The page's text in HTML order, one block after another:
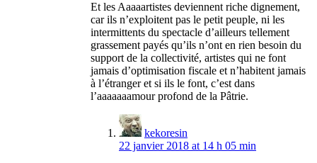
Et les Aaaaartistes deviennent riche dignement,
car ils n’exploitent pas le petit peuple, ni les
intermittents du spectacle d’ailleurs tellement
grassement payés qu’ils n’ont en rien besoin du
support de la collectivité, artistes qui ne font
jamais d’optimisation fiscale et n’habitent jamais
à l’étranger et si ils le font, c’est dans
l’aaaaaaamour profond de la Pâtrie.
kekoresin
22 janvier 2018 at 14 h 05 min